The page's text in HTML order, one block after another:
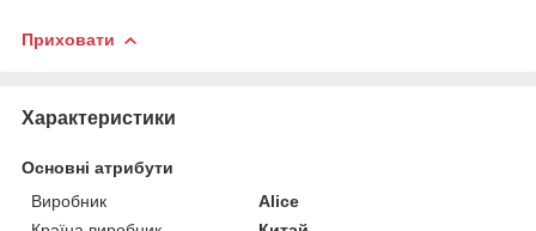
Приховати
Характеристики
Основні атрибути
Виробник
Alice